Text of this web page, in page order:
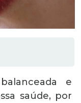
e
saúde, por